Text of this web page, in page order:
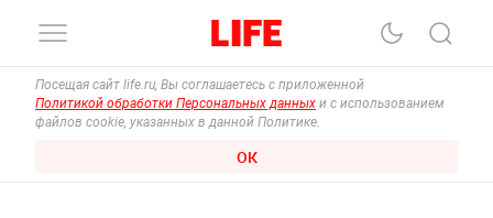
Посещая сайт life.ru, Вы соглашаетесь с приложенной
Политикой обработки Персональных данных и с использованием
файлов cookie, указанных в данной Политике.
ОК